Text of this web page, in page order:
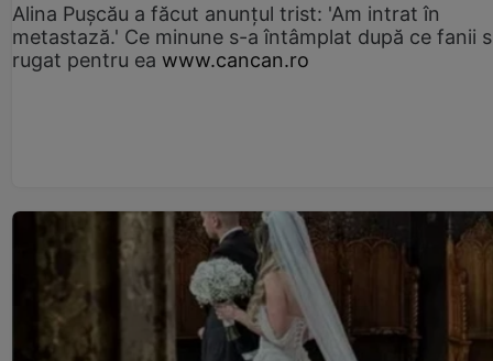
Alina Pușcău a făcut anunțul trist: 'Am intrat în
metastază.' Ce minune s-a întâmplat după ce fanii
rugat pentru ea www.cancan.ro